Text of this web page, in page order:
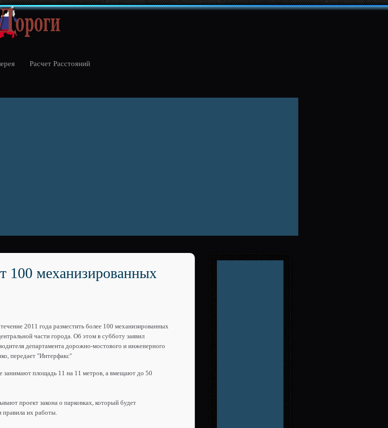
Расчет Расстояний
100 механизированных
2011 года разместить более 100 механизированных
части города. Об этом в субботу заявил
департамента дорожно-мостового и инженерного
передает "Интерфакс"
занимают площадь 11 на 11 метров, а вмещают до 50
проект закона о парковках, который будет
правила их работы.